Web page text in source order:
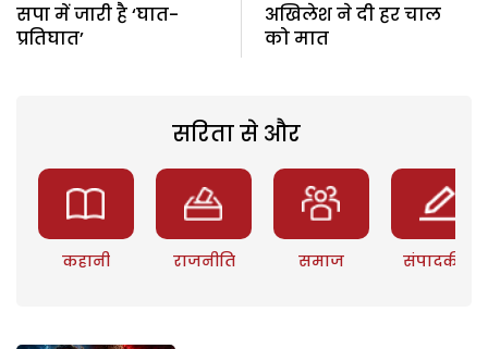
सपा में जारी है ‘घात-
प्रतिघात’
अखिलेश ने दी हर चाल
को मात
सरिता से और
कहानी राजनीति समाज संपादकीय